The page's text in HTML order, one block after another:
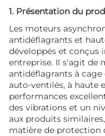
1. Présentation du
Les moteurs
antidéflagrants et
développés et conçus
entreprise. Il s'agit de
antidéflagrants à
auto-ventilés, à haute
performances
des vibrations et un
aux produits
matière de protection